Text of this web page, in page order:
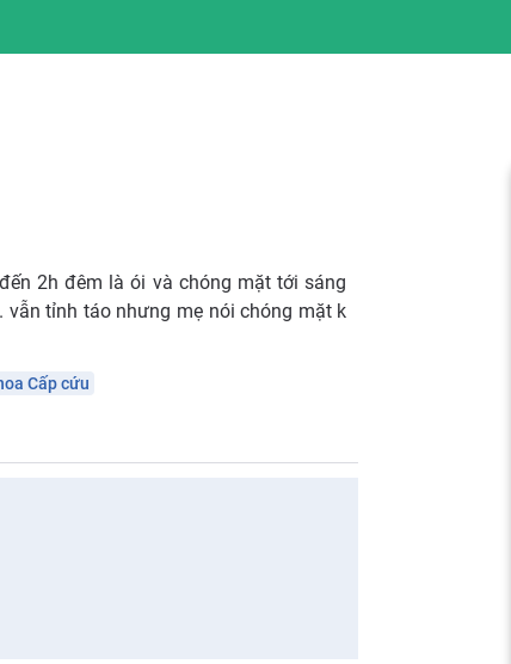
2h đêm là ói và chóng mặt tới sáng
vẫn tỉnh táo nhưng mẹ nói chóng mặt k
Cấp cứu